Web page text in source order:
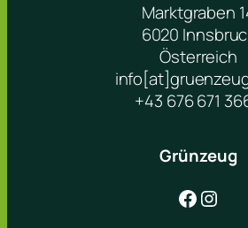
Marktgraben
6020
Österreich
+43 676 671
Grünzeug
Facebook Instagram